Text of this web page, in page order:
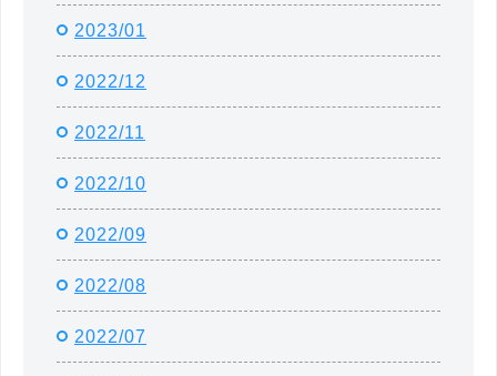
2023/01
2022/12
2022/11
2022/10
2022/09
2022/08
2022/07